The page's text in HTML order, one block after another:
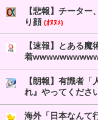
【悲報】チータ
り顔 (ｵﾇﾇﾒ)
【速報】とある
着
【朗報】有識者
れ』やってくださ
海外「日本なんて